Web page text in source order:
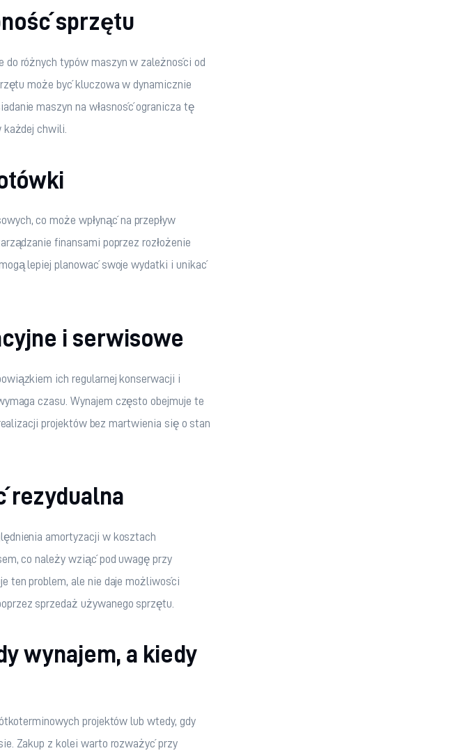
sprzętu
różnych typów maszyn w zależności od
może być kluczowa w dynamicznie
maszyn na własność ogranicza tę
chwili.
co może wpłynąć na przepływ
finansami poprzez rozłożenie
lepiej planować swoje wydatki i unikać
i serwisowe
ich regularnej konserwacji i
czasu. Wynajem często obejmuje te
projektów bez martwienia się o stan
rezydualna
amortyzacji w kosztach
co należy wziąć pod uwagę przy
ten problem, ale nie daje możliwości
sprzedaż używanego sprzętu.
wynajem, a kiedy
projektów lub wtedy, gdy
Zakup z kolei warto rozważyć przy